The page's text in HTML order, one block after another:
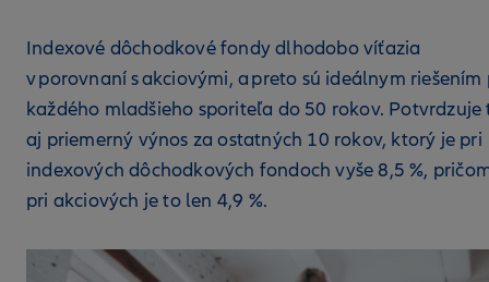
Indexové dôchodkové fondy dlhodobo víťazia
v porovnaní s akciovými, a preto sú ideálnym riešením
každého mladšieho sporiteľa do 50 rokov. Potvrdzuje
aj priemerný výnos za ostatných 10 rokov, ktorý je pri
indexových dôchodkových fondoch vyše 8,5 %,
pri akciových je to len 4,9 %.